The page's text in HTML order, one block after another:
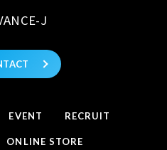
EVENT RECRUIT
ONLINE STORE